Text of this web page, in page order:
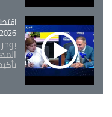
اقتصاد
- 12:13